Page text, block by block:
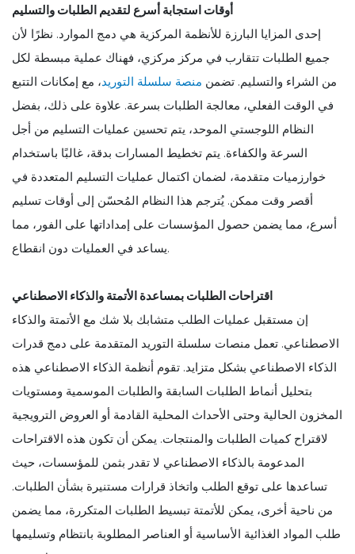
أوقات استجابة أسرع لتقديم الطلبات والتسليم
إحدى المزايا البارزة للأنظمة المركزية هي دمج الموارد. نظرًا لأن
جميع الطلبات تتقارب في مركز مركزي، فهناك عملية مبسطة لكل
من الشراء والتسليم. تضمن منصة سلسلة التوريد، مع إمكانات التتبع
في الوقت الفعلي، معالجة الطلبات بسرعة. علاوة على ذلك، بفضل
النظام اللوجستي الموحد، يتم تحسين عمليات التسليم من أجل
السرعة والكفاءة. يتم تخطيط المسارات بدقة، غالبًا باستخدام
خوارزميات متقدمة، لضمان اكتمال عمليات التسليم المتعددة في
أقصر وقت ممكن. يُترجم هذا النظام المُحسّن إلى أوقات تسليم
أسرع، مما يضمن حصول المؤسسات على إمداداتها على الفور، مما
يساعد في العمليات دون انقطاع.
اقتراحات الطلبات بمساعدة الأتمتة والذكاء الاصطناعي
إن مستقبل عمليات الطلب متشابك بلا شك مع الأتمتة والذكاء
الاصطناعي. تعمل منصات سلسلة التوريد المتقدمة على دمج قدرات
الذكاء الاصطناعي بشكل متزايد. تقوم أنظمة الذكاء الاصطناعي هذه
بتحليل أنماط الطلبات السابقة والطلبات الموسمية ومستويات
المخزون الحالية وحتى الأحداث المحلية القادمة أو العروض الترويجية
لاقتراح كميات الطلبات والمنتجات. يمكن أن تكون هذه الاقتراحات
المدعومة بالذكاء الاصطناعي لا تقدر بثمن للمؤسسات، حيث
تساعدها على توقع الطلب واتخاذ قرارات مستنيرة بشأن الطلبات.
من ناحية أخرى، يمكن للأتمتة تبسيط الطلبات المتكررة، مما يضمن
طلب المواد الغذائية الأساسية أو العناصر المطلوبة بانتظام وتسليمها